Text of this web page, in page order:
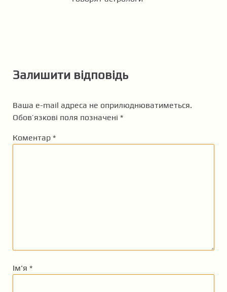
Залишити відповідь
Ваша e-mail адреса не оприлюднюватиметься.
Обов’язкові поля позначені *
Коментар *
Ім'я *